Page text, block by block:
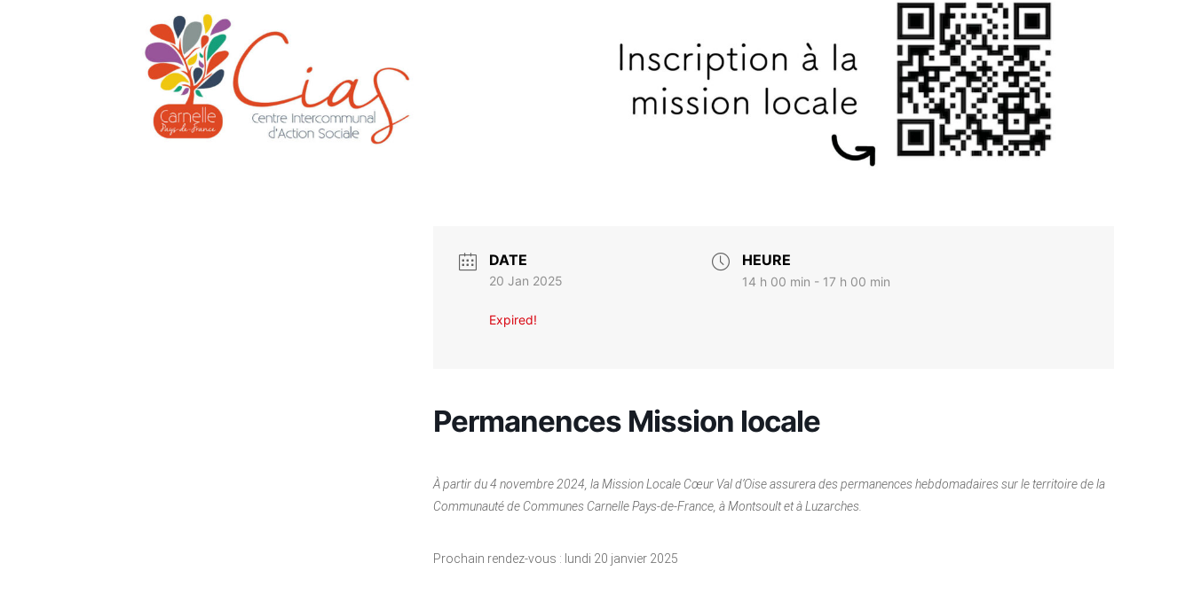
DATE
20 Jan 2025
Expired!
HEURE
14 h 00 min - 17 h 00 min
Permanences Mission locale
À partir du 4 novembre 2024, la Mission Locale Cœur Val d’Oise assurera des permanences hebdomadaires sur le territoire de la
Communauté de Communes Carnelle Pays-de-France, à Montsoult et à Luzarches.
Prochain rendez-vous : lundi 20 janvier 2025